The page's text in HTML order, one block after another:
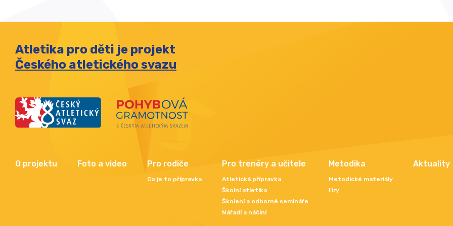
Atletika pro děti je projekt
Českého atletického svazu
O projektu Foto a video Pro rodiče
Co je to přípravka
Pro trenéry a učitele
Atletická přípravka
Školní atletika
Školení a odborné semináře
Nářadí a náčiní
Metodika
Metodické materiály
Hry
Aktuality